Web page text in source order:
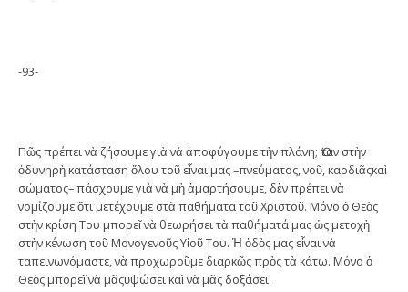
-93-
Πῶς πρέπει νὰ ζήσουμε γιὰ νὰ ἀποφύγουμε τὴν πλάνη; Ὅταν στὴν
ὀδυνηρὴ κατάσταση ὅλου τοῦ εἶναι μας –πνεύματος, νοῦ, καρδιᾶςκαὶ
σώματος– πάσχουμε γιὰ νὰ μὴ ἁμαρτήσουμε, δὲν πρέπει νὰ
νομίζουμε ὅτι μετέχουμε στὰ παθήματα τοῦ Χριστοῦ. Μόνο ὁ Θεὸς
στὴν κρίση Του μπορεῖ νὰ θεωρήσει τὰ παθήματά μας ὡς μετοχὴ
στὴν κένωση τοῦ Μονογενοῦς Υἱοῦ Του. Ἡ ὁδὸς μας εἶναι νὰ
ταπεινωνόμαστε, νὰ προχωροῦμε διαρκῶς πρὸς τὰ κάτω. Μόνο ὁ
Θεὸς μπορεῖ νὰ μᾶςὑψώσει καὶ νὰ μᾶς δοξάσει.